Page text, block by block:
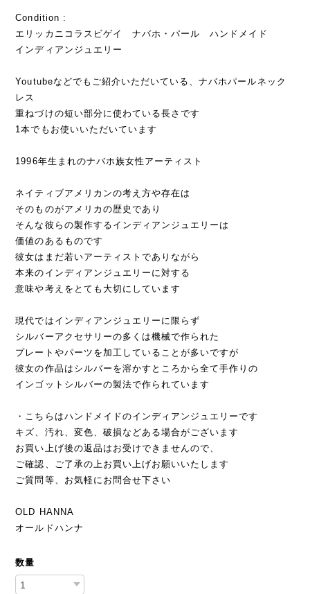
Condition :
エリッカニコラスビゲイ ナバホ・パール ハンドメイド
インディアンジュエリー
Youtubeなどでもご紹介いただいている、ナバホパールネック
レス
重ねづけの短い部分に使わている長さです
1本でもお使いいただいています
1996年生まれのナバホ族女性アーティスト
ネイティブアメリカンの考え方や存在は
そのものがアメリカの歴史であり
そんな彼らの製作するインディアンジュエリーは
価値のあるものです
彼女はまだ若いアーティストでありながら
本来のインディアンジュエリーに対する
意味や考えをとても大切にしています
現代ではインディアンジュエリーに限らず
シルバーアクセサリーの多くは機械で作られた
プレートやパーツを加工していることが多いですが
彼女の作品はシルバーを溶かすところから全て手作りの
インゴットシルバーの製法で作られています
・こちらはハンドメイドのインディアンジュエリーです
キズ、汚れ、変色、破損などある場合がございます
お買い上げ後の返品はお受けできませんので、
ご確認、ご了承の上お買い上げお願いいたします
ご質問等、お気軽にお問合せ下さい
OLD HANNA
オールドハンナ
数量